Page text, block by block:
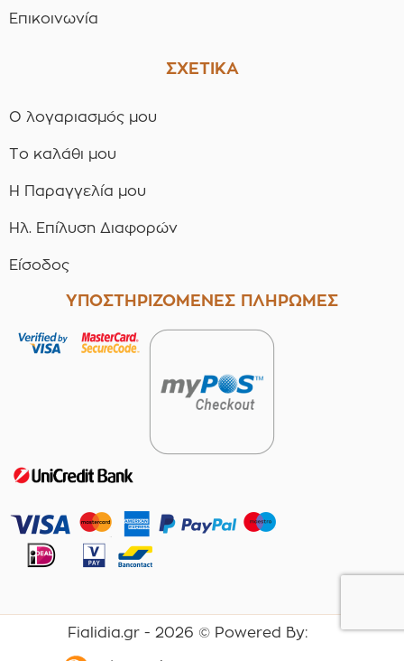
Επικοινωνία
ΣΧΕΤΙΚΑ
Ο λογαριασμός μου
Το καλάθι μου
Η Παραγγελία μου
Ηλ. Επίλυση Διαφορών
Είσοδος
ΥΠΟΣΤΗΡΙΖΟΜΕΝΕΣ ΠΛΗΡΩΜΕΣ
Fialidia.gr - 2026 © Powered By: